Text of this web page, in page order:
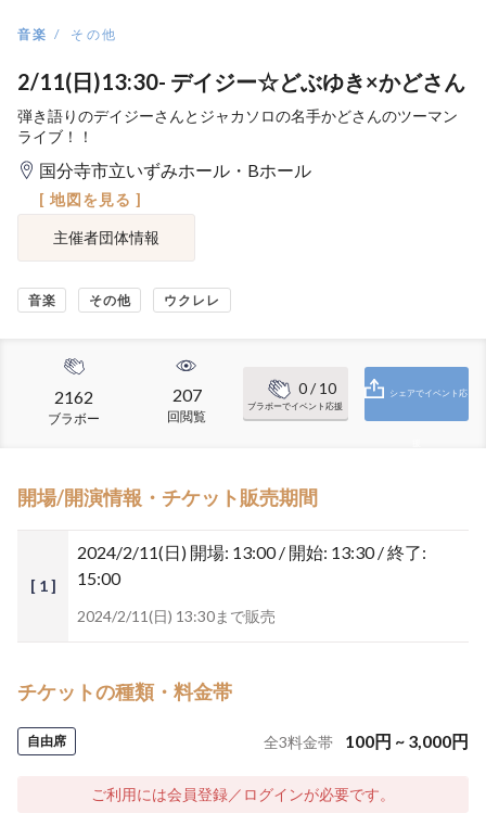
音楽 その他
2/11(日)13:30- デイジー☆どぶゆき×かどさん
弾き語りのデイジーさんとジャカソロの名手かどさんのツーマン
ライブ！！
国分寺市立いずみホール・Bホール
[ 地図を見る ]
主催者団体情報
音楽 その他 ウクレレ
2162
ブラボー
207
回閲覧
0/ 10
ブラボーでイベント応援
シェアでイベント応
開場/開演情報・チケット販売期間
[ 1 ]
2024/2/11(日) 開場: 13:00 / 開始: 13:30 / 終了:
15:00
2024/2/11(日) 13:30まで販売
チケットの種類・料金帯
自由席 全3料金帯 100円 ~ 3,000円
ご利用には会員登録／ログインが必要です。